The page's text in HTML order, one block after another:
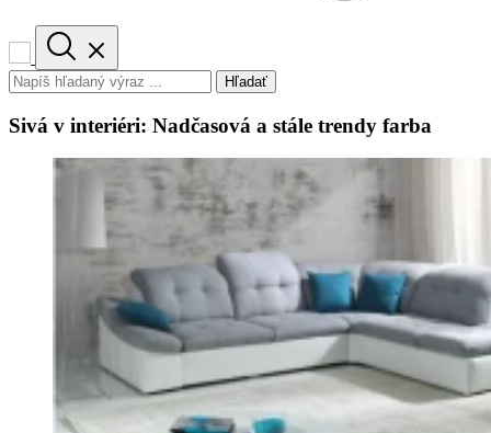
Hľadať
Sivá v interiéri: Nadčasová a stále trendy farba